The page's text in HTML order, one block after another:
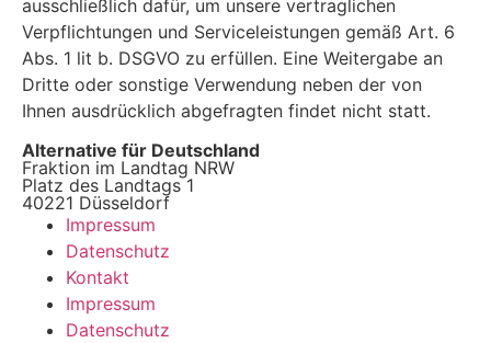
ausschließlich dafür, um unsere vertraglichen
Verpflichtungen und Serviceleistungen gemäß Art. 6
Abs. 1 lit b. DSGVO zu erfüllen. Eine Weitergabe an
Dritte oder sonstige Verwendung neben der von
Ihnen ausdrücklich abgefragten findet nicht statt.
Alternative für Deutschland
Fraktion im Landtag NRW
Platz des Landtags 1
40221 Düsseldorf
Impressum
Datenschutz
Kontakt
Impressum
Datenschutz